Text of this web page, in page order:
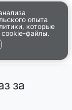
опыта
которые
файлы.
за